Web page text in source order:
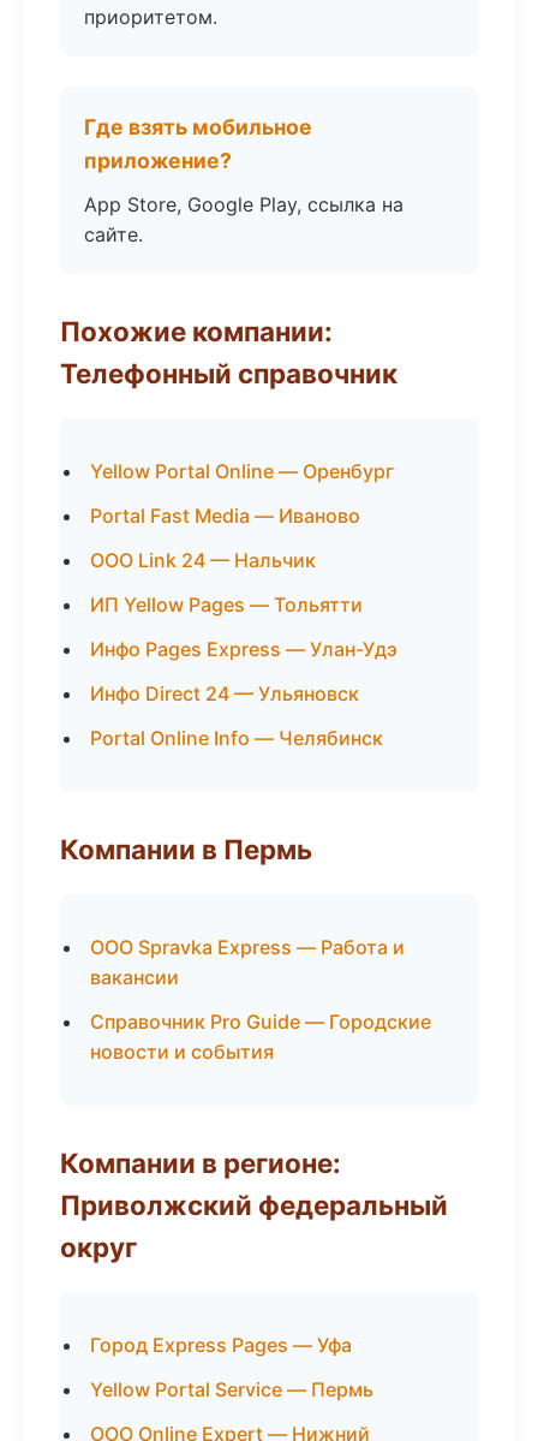
приоритетом.
Где взять мобильное
приложение?
App Store, Google Play, ссылка на
сайте.
Похожие компании:
Телефонный справочник
Yellow Portal Online — Оренбург
Portal Fast Media — Иваново
ООО Link 24 — Нальчик
ИП Yellow Pages — Тольятти
Инфо Pages Express — Улан-Удэ
Инфо Direct 24 — Ульяновск
Portal Online Info — Челябинск
Компании в Пермь
ООО Spravka Express — Работа и
вакансии
Справочник Pro Guide — Городские
новости и события
Компании в регионе:
Приволжский федеральный
округ
Город Express Pages — Уфа
Yellow Portal Service — Пермь
ООО Online Expert — Нижний